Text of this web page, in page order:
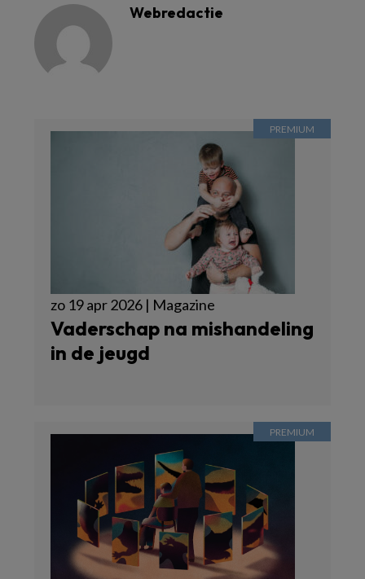
Webredactie
zo 19 apr 2026 | Magazine
Vaderschap na mishandeling
in de jeugd